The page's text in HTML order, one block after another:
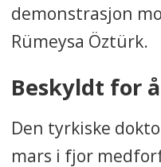
demonstrasjon
Rümeysa Öztürk.
Beskyldt for
Den tyrkiske
mars i fjor